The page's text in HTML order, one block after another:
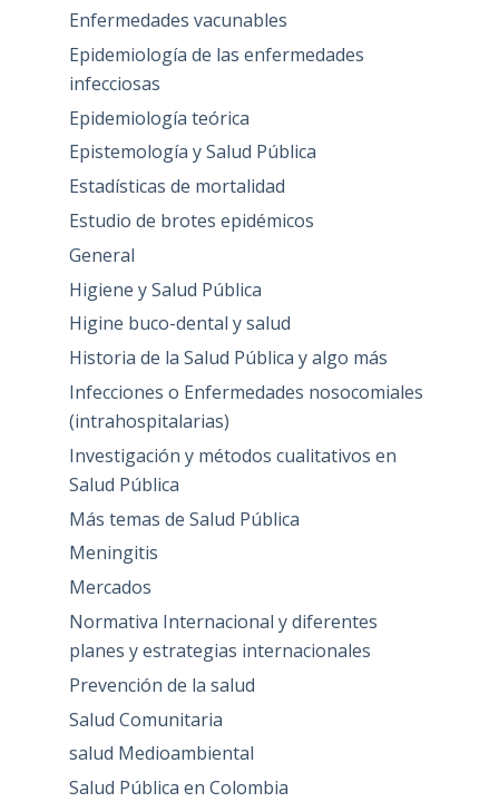
Enfermedades vacunables
Epidemiología de las enfermedades
infecciosas
Epidemiología teórica
Epistemología y Salud Pública
Estadísticas de mortalidad
Estudio de brotes epidémicos
General
Higiene y Salud Pública
Higine buco-dental y salud
Historia de la Salud Pública y algo más
Infecciones o Enfermedades nosocomiales
(intrahospitalarias)
Investigación y métodos cualitativos en
Salud Pública
Más temas de Salud Pública
Meningitis
Mercados
Normativa Internacional y diferentes
planes y estrategias internacionales
Prevención de la salud
Salud Comunitaria
salud Medioambiental
Salud Pública en Colombia